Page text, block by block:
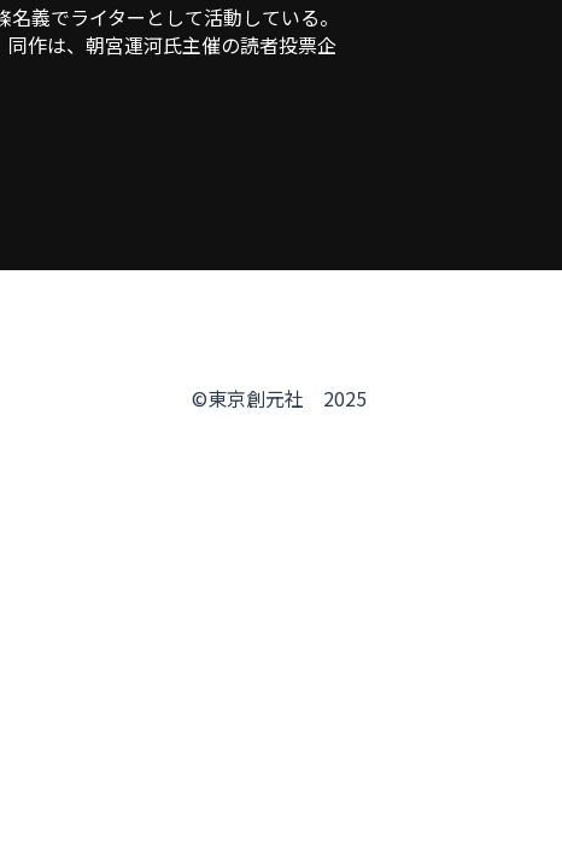
義でライターとして活動している。
作は、朝宮運河氏主催の読者投票企
©東京創元社　2025